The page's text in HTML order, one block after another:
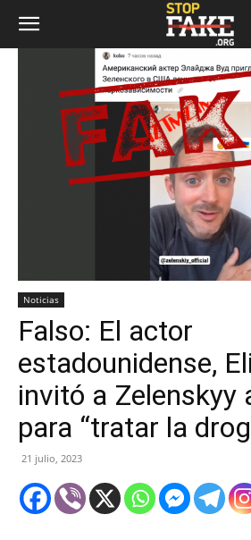
Noticias
Falso: El actor
estadounidense,
invitó a Zelenskyy
para “tratar la
21 julio, 2023